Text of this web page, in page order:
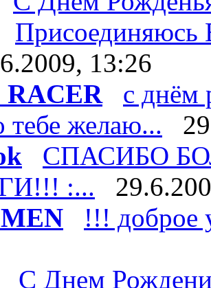
Присоединяюсь
13:26
RACER
с днём
тебе желаю...
СПАСИБО
:...
!!! доброе
С Днем